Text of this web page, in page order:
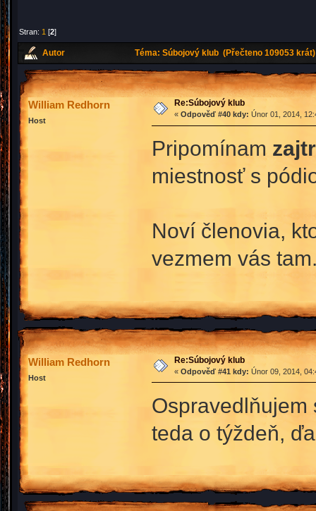
Stran: 1 [2]
Autor Téma: Súbojový klub (Přečteno 109053 krát)
William Redhorn
Host
Re:Súbojový klub
« Odpověď #40 kdy: Únor 01, 2014,
Pripomínam
miestnosť s
Noví členovia,
vezmem vás
William Redhorn
Host
Re:Súbojový klub
« Odpověď #41 kdy: Únor 09, 2014,
Ospravedlňujem
teda o týždeň,